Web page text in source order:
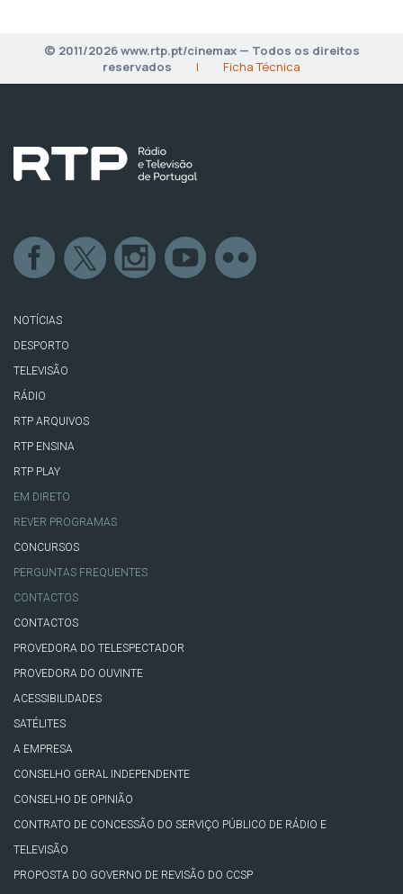
© 2011/2026 www.rtp.pt/cinemax — Todos os direitos
reservados
| Ficha Técnica
NOTÍCIAS
DESPORTO
TELEVISÃO
RÁDIO
RTP ARQUIVOS
RTP ENSINA
RTP PLAY
EM DIRETO
REVER PROGRAMAS
CONCURSOS
PERGUNTAS FREQUENTES
CONTACTOS
CONTACTOS
PROVEDORA DO TELESPECTADOR
PROVEDORA DO OUVINTE
ACESSIBILIDADES
SATÉLITES
A EMPRESA
CONSELHO GERAL INDEPENDENTE
CONSELHO DE OPINIÃO
CONTRATO DE CONCESSÃO DO SERVIÇO PÚBLICO DE RÁDIO E
TELEVISÃO
PROPOSTA DO GOVERNO DE REVISÃO DO CCSP